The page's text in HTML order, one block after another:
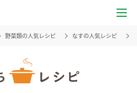
野菜類の人気レシピ なすの人気レシピ